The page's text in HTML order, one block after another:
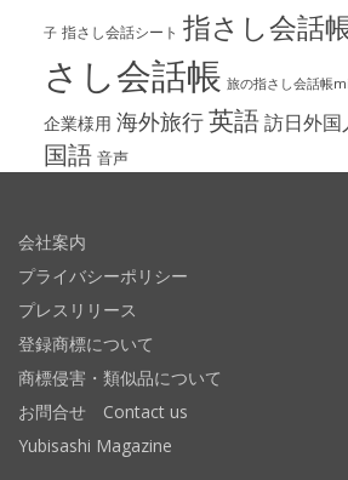
子 指さし会話シート 指さし会話
さし会話帳 旅の指さし会話帳
企業様用 海外旅行英語訪日外国
国語 音声
会社案内
プライバシーポリシー
プレスリリース
登録商標について
商標侵害・類似品について
お問合せ Contact us
Yubisashi Magazine